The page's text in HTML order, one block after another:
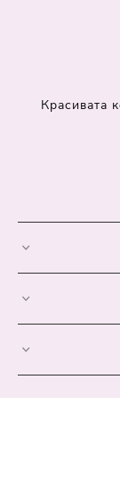
Красивата